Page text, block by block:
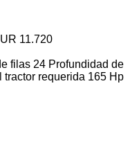
11.720
filas 24 Profundidad de
tractor requerida 165 Hp